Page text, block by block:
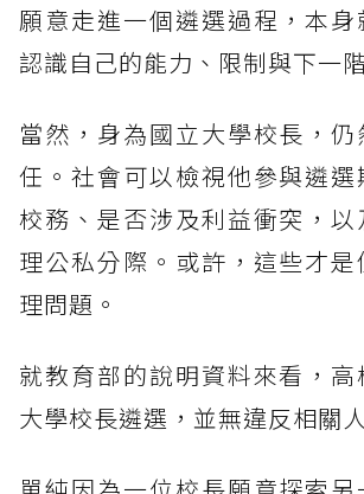
願意走進一個遴選過程，本
認識自己的能力、限制與下一
當然，身為國立大學校長，
任。社會可以檢視他參與遴
校務、是否涉及利益衝突，
理公私分際。或許，這些才
理問題。
就教育部的說明資料來看，
大學校長遴選，並無違反相關